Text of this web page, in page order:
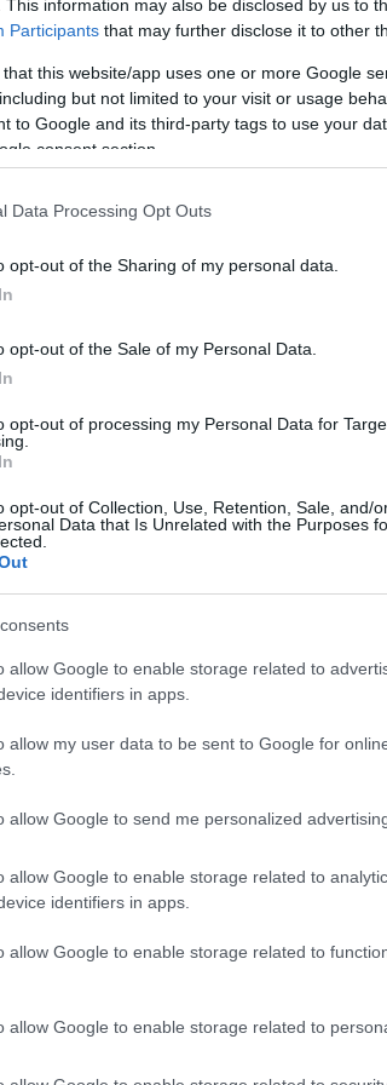
This information may also be disclosed by us to
Participants that may further disclose it to other
that this website/app uses one or more Google
but not limited to your visit or usage
to Google and its third-party tags to use your
consent section.
Data Processing Opt Outs
opt-out of the Sharing of my personal data.
opt-out of the Sale of my Personal Data.
opt-out of processing my Personal Data for
opt-out of Collection, Use, Retention, Sale, and/
Data that Is Unrelated with the Purposes
allow Google to enable storage related to
identifiers in apps.
allow my user data to be sent to Google for
allow Google to send me personalized
allow Google to enable storage related to
identifiers in apps.
allow Google to enable storage related to
allow Google to enable storage related to
– DIY μάσκες
τρόπο και υλικά που έχουμε ήδη
η κανονικότητα
τα self test – Πότε θα
γίνεται σε περίπτωση εμφάνισης
- 08:21
κανονικότητας η
στα σχολεία – Τα